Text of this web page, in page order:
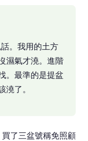
。我用的土方
濕氣才澆。進階
。最準的是提盆
了。
了三盆號稱免照顧